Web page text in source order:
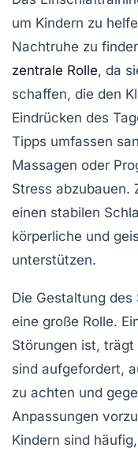
um Kindern zu
Nachtruhe zu
zentrale Rolle, da
schaffen, die den
Eindrücken des
Tipps umfassen
Massagen oder
Stress abzubauen.
einen stabilen
körperliche und
unterstützen.
Die Gestaltung des
eine große Rolle.
Störungen ist,
sind aufgefordert,
zu achten und
Anpassungen
Kindern sind